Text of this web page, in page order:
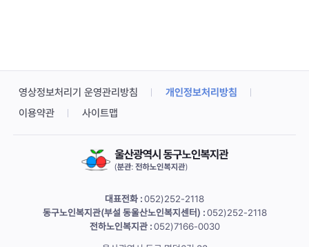
영상정보처리기 운영관리방침
개인정보처리방침
이용약관
사이트맵
대표전화 :052)252-2118
동구노인복지관(부설 동울산노인복지센터) :052)252-2118
전하노인복지관 :052)7166-0030